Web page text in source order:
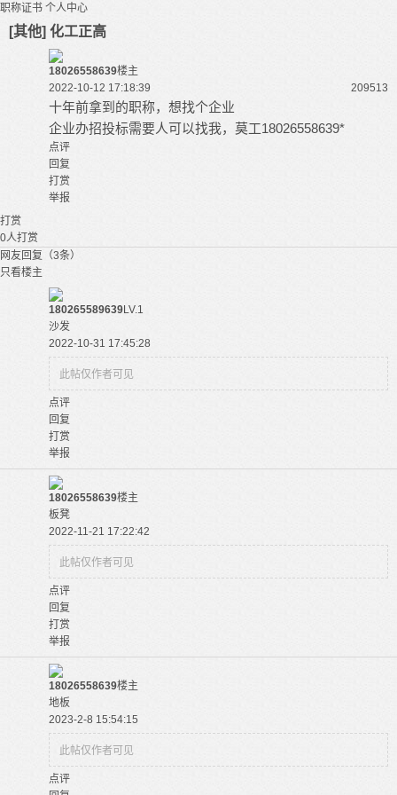
职称证书 个人中心
[其他] 化工正高
18026558639楼主
2022-10-12 17:18:39
209513
十年前拿到的职称，想找个企业
企业办招投标需要人可以找我，莫工18026558639*
点评
回复
打赏
举报
打赏
0人打赏
网友回复（3条）
只看楼主
180265589639LV.1
沙发
2022-10-31 17:45:28
此帖仅作者可见
点评
回复
打赏
举报
18026558639楼主
板凳
2022-11-21 17:22:42
此帖仅作者可见
点评
回复
打赏
举报
18026558639楼主
地板
2023-2-8 15:54:15
此帖仅作者可见
点评